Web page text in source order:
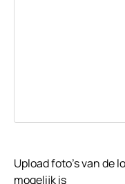
Upload foto's van de
mogelijk is